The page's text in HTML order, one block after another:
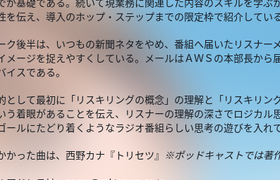
を伝え、導入のホップ・ステップまでの限定枠で紹介している
ク後半は、いつもの新聞ネタをやめ、番組へ届いたリスナー
メージを捉えやすくしている。メールはＡＷＳの本部長から
イスである。
として最初に「リスキリングの概念」の理解と「リスキリン
う着眼があることを伝え、リスナーの理解の深さでロジカ
ールにたどり着くようなラジオ番組らしい思考の遊びを入れて
かった曲は、西野カナ『トリセツ』 ※ポッドキャストでは著